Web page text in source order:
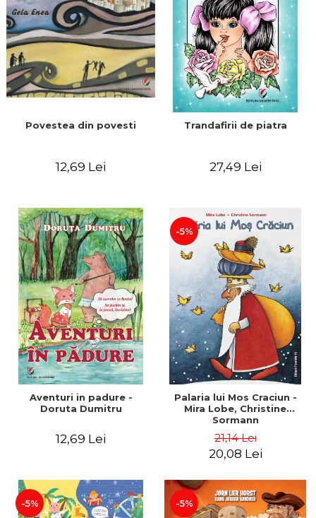
Povestea din povesti
12,69 Lei
Trandafirii de piatra
27,49 Lei
Aventuri in padure -
Doruta Dumitru
12,69 Lei
-5%
Palaria lui Mos Craciun -
Mira Lobe, Christine
Sormann
21,14 Lei
20,08 Lei
-5% -5%